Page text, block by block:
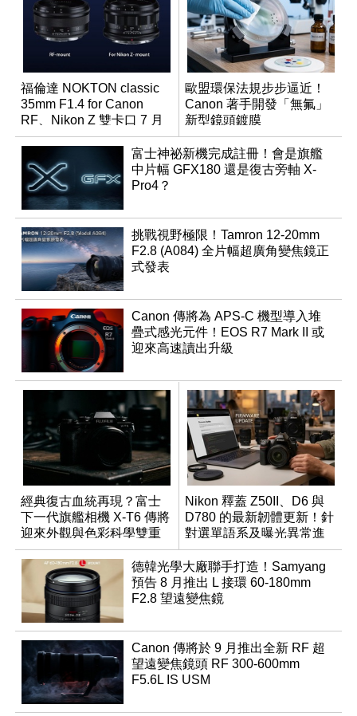
福倫達 NOKTON classic
35mm F1.4 for Canon
RF、Nikon Z 雙卡口 7 月
同步登台
歐盟環保法規步步逼近！
Canon 著手開發「無氟」
新型鏡頭鍍膜
富士神祕新機完成註冊！會是旗艦
中片幅 GFX180 還是復古旁軸 X-
Pro4？
挑戰視野極限！Tamron 12-20mm
F2.8 (A084) 全片幅超廣角變焦鏡正
式發表
Canon 傳將為 APS-C 機型導入堆
疊式感光元件！EOS R7 Mark II 或
迎來高速讀出升級
經典復古血統再現？富士
下一代旗艦相機 X-T6 傳將
迎來外觀與色彩科學雙重
優化
Nikon 釋蓋 Z50II、D6 與
D780 的最新韌體更新！針
對選單語系及曝光異常進
行修復
德韓光學大廠聯手打造！Samyang
預告 8 月推出 L 接環 60-180mm
F2.8 望遠變焦鏡
Canon 傳將於 9 月推出全新 RF 超
望遠變焦鏡頭 RF 300-600mm
F5.6L IS USM